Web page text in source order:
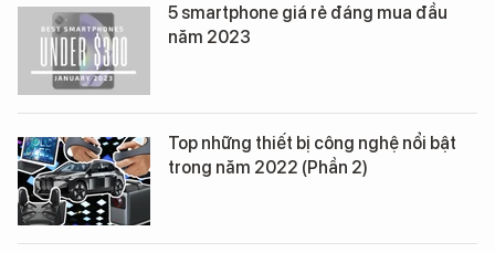
5 smartphone giá rẻ đáng mua đầu
năm 2023
Top những thiết bị công nghệ nổi bật
trong năm 2022 (Phần 2)